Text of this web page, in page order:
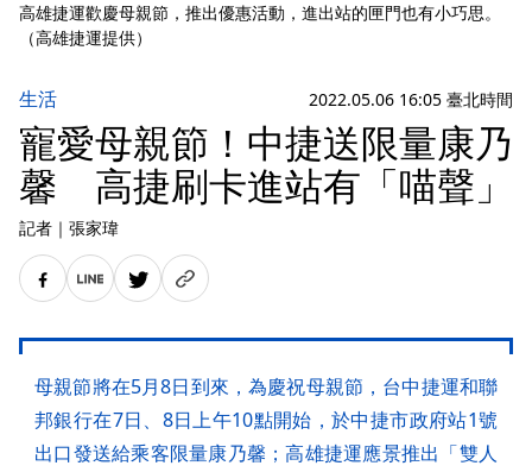
高雄捷運歡慶母親節，推出優惠活動，進出站的匣門也有小巧思。
（高雄捷運提供）
生活 2022.05.06 16:05 臺北時間
寵愛母親節！中捷送限量康乃
馨 高捷刷卡進站有「喵聲」
記者 ｜ 張家瑋
母親節將在5月8日到來，為慶祝母親節，台中捷運和聯
邦銀行在7日、8日上午10點開始，於中捷市政府站1號
出口發送給乘客限量康乃馨；高雄捷運應景推出「雙人